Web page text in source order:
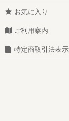
お気に入り
ご利用案内
特定商取引法表示